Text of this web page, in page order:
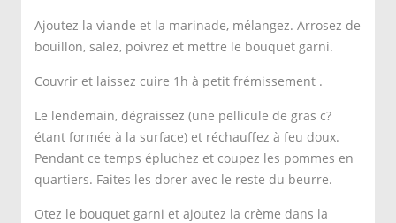
Ajoutez la viande et la marinade, mélangez. Arrosez de
bouillon, salez, poivrez et mettre le bouquet garni.
Couvrir et laissez cuire 1h à petit frémissement .
Le lendemain, dégraissez (une pellicule de gras c?
étant formée à la surface) et réchauffez à feu doux.
Pendant ce temps épluchez et coupez les pommes en
quartiers. Faites les dorer avec le reste du beurre.
Otez le bouquet garni et ajoutez la crème dans la